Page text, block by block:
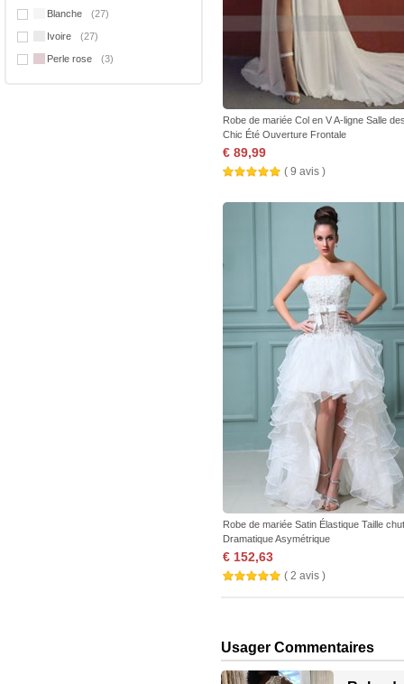
Blanche
(27)
Ivoire (27)
Perle rose (3)
Robe de mariée Col en V A-ligne Salle
Chic Été Ouverture Frontale
€ 89,99
( 9 avis )
Robe de mariée Satin Élastique Taille
Dramatique Asymétrique
€ 152,63
( 2 avis )
Usager Commentaires